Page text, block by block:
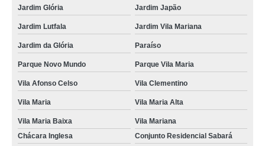
Jardim Glória Jardim Japão
Jardim Lutfala Jardim Vila Mariana
Jardim da Glória Paraíso
Parque Novo Mundo Parque Vila Maria
Vila Afonso Celso Vila Clementino
Vila Maria Vila Maria Alta
Vila Maria Baixa
Vila Mariana
Chácara Inglesa
Conjunto Residencial Sabará